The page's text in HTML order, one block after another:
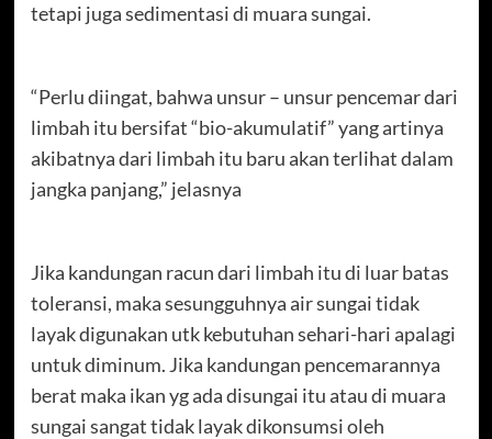
tetapi juga sedimentasi di muara sungai.
“Perlu diingat, bahwa unsur – unsur pencemar dari
limbah itu bersifat “bio-akumulatif” yang artinya
akibatnya dari limbah itu baru akan terlihat dalam
jangka panjang,” jelasnya
Jika kandungan racun dari limbah itu di luar batas
toleransi, maka sesungguhnya air sungai tidak
layak digunakan utk kebutuhan sehari-hari apalagi
untuk diminum. Jika kandungan pencemarannya
berat maka ikan yg ada disungai itu atau di muara
sungai sangat tidak layak dikonsumsi oleh